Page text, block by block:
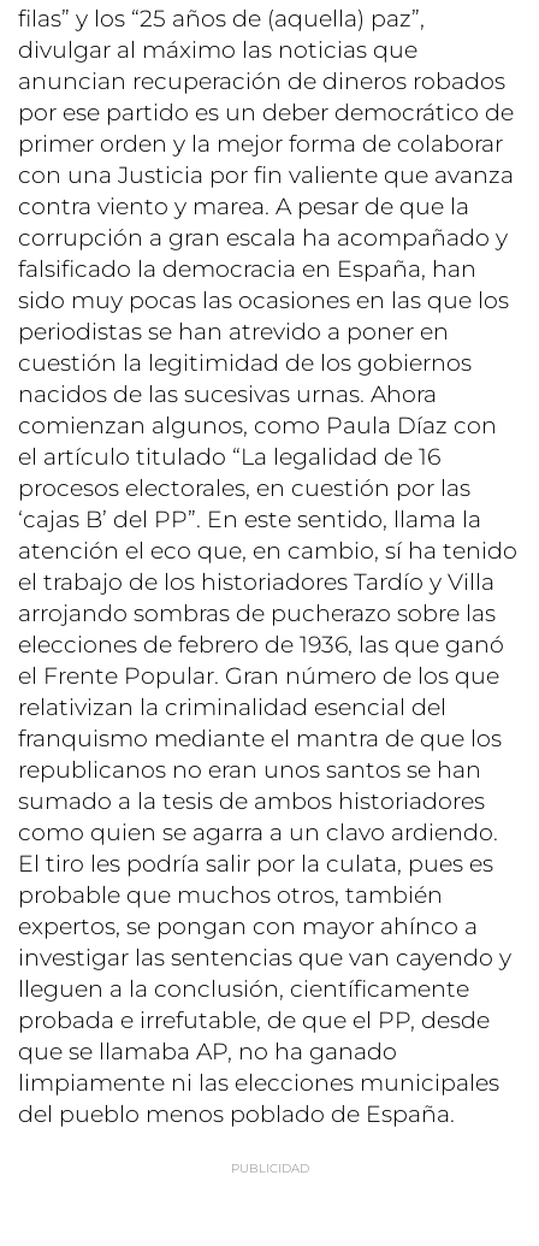
filas” y los “25 años de (aquella) paz”,
divulgar al máximo las noticias que
anuncian recuperación de dineros robados
por ese partido es un deber democrático de
primer orden y la mejor forma de colaborar
con una Justicia por fin valiente que avanza
contra viento y marea. A pesar de que la
corrupción a gran escala ha acompañado y
falsificado la democracia en España, han
sido muy pocas las ocasiones en las que los
periodistas se han atrevido a poner en
cuestión la legitimidad de los gobiernos
nacidos de las sucesivas urnas. Ahora
comienzan algunos, como Paula Díaz con
el artículo titulado “La legalidad de 16
procesos electorales, en cuestión por las
‘cajas B’ del PP”. En este sentido, llama la
atención el eco que, en cambio, sí ha tenido
el trabajo de los historiadores Tardío y Villa
arrojando sombras de pucherazo sobre las
elecciones de febrero de 1936, las que ganó
el Frente Popular. Gran número de los que
relativizan la criminalidad esencial del
franquismo mediante el mantra de que los
republicanos no eran unos santos se han
sumado a la tesis de ambos historiadores
como quien se agarra a un clavo ardiendo.
El tiro les podría salir por la culata, pues es
probable que muchos otros, también
expertos, se pongan con mayor ahínco a
investigar las sentencias que van cayendo y
lleguen a la conclusión, científicamente
probada e irrefutable, de que el PP, desde
que se llamaba AP, no ha ganado
limpiamente ni las elecciones municipales
del pueblo menos poblado de España.